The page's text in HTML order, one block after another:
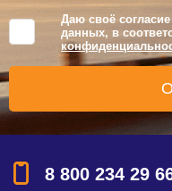
Даю своё
данных, в
8 800 234 29